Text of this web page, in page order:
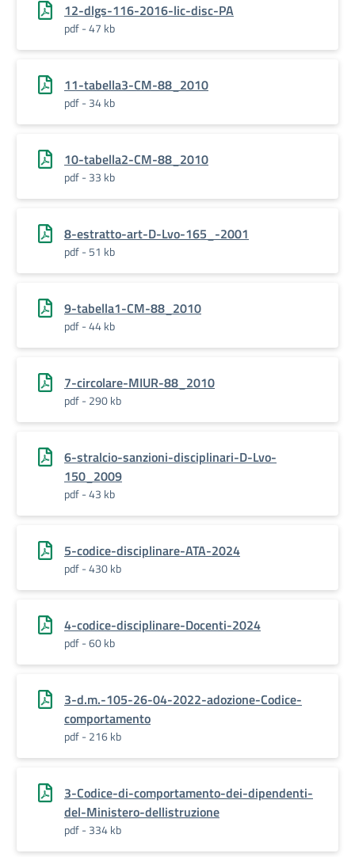
12-dlgs-116-2016-lic-disc-PA
pdf - 47 kb
11-tabella3-CM-88_2010
pdf - 34 kb
10-tabella2-CM-88_2010
pdf - 33 kb
8-estratto-art-D-Lvo-165_-2001
pdf - 51 kb
9-tabella1-CM-88_2010
pdf - 44 kb
7-circolare-MIUR-88_2010
pdf - 290 kb
6-stralcio-sanzioni-disciplinari-D-Lvo-
150_2009
pdf - 43 kb
5-codice-disciplinare-ATA-2024
pdf - 430 kb
4-codice-disciplinare-Docenti-2024
pdf - 60 kb
3-d.m.-105-26-04-2022-adozione-Codice-
comportamento
pdf - 216 kb
3-Codice-di-comportamento-dei-dipendenti-
del-Ministero-dellistruzione
pdf - 334 kb